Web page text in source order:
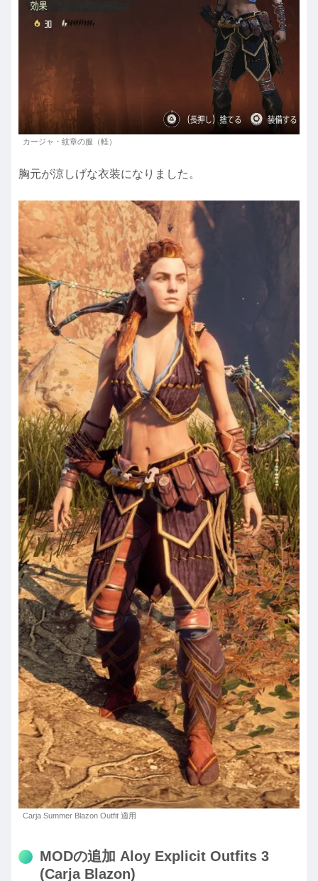
カージャ・紋章の服（軽）
胸元が涼しげな衣装になりました。
Carja Summer Blazon Outfit 適用
MODの追加 Aloy Explicit Outfits 3
(Carja Blazon)